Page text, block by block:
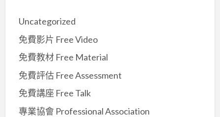
Uncategorized
免費影片 Free Video
免費教材 Free Material
免費評估 Free Assessment
免費講座 Free Talk
專業協會 Professional Association